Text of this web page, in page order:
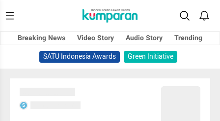
Breaking News Video Story Audio Story
Trending
SATU Indonesia Awards
Green Initiative
S